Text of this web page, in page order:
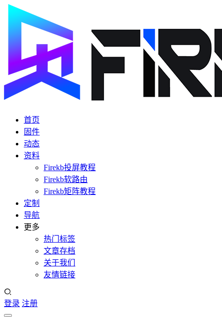
首页
固件
动态
资料
Firekb投屏教程
Firekb软路由
Firekb矩阵教程
定制
导航
更多
热门标签
文章存档
关于我们
友情链接
登录 注册